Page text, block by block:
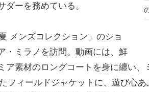
ーを務めている。
メンズコレクション」のショ
・ミラノを訪問。動画には、鮮
ア素材のロングコートを身に纏い、
フィールドジャケットに、遊び心